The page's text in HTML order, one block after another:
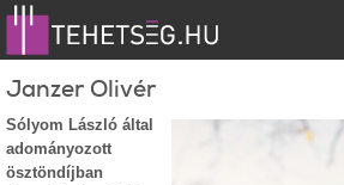
Janzer Olivér
Sólyom László által
adományozott
ösztöndíjban